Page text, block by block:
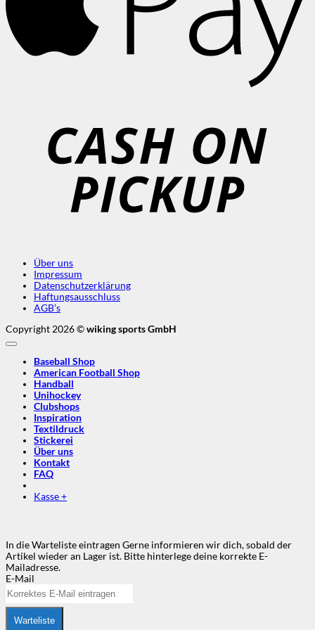
Über uns
Impressum
Datenschutzerklärung
Haftungsausschluss
AGB’s
Copyright 2026 ©wiking sports GmbH
Baseball Shop
American Football Shop
Handball
Unihockey
Clubshops
Inspiration
Textildruck
Stickerei
Über uns
Kontakt
FAQ
Kasse+
In die Warteliste eintragen Gerne informieren wir dich, sobald der
Artikel wieder an Lager ist. Bitte hinterlege deine korrekte E-
Mailadresse.
E-Mail
Warteliste